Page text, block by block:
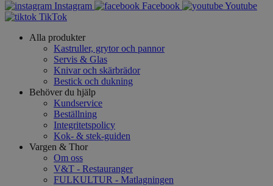
Instagram Facebook
Youtube
TikTok
Alla produkter
Kastruller, grytor och pannor
Servis & Glas
Knivar och skärbrädor
Bestick och dukning
Behöver du hjälp
Kundservice
Beställning
Integritetspolicy
Kok- & stek-guiden
Vargen & Thor
Om oss
V&T - Restauranger
FULKULTUR - Matlagningen